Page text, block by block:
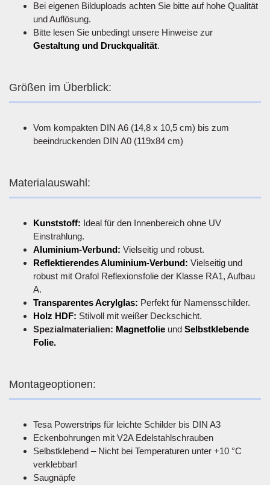
Bei eigenen Bilduploads achten Sie bitte auf hohe Qualität
und Auflösung.
Bitte lesen Sie unbedingt unsere Hinweise zur
Gestaltung und Druckqualität.
Größen im Überblick:
Vom kompakten DIN A6 (14,8 x 10,5 cm) bis zum
beeindruckenden DIN A0 (119x84 cm)
Materialauswahl:
Kunststoff: Ideal für den Innenbereich ohne UV
Einstrahlung.
Aluminium-Verbund: Vielseitig und robust.
Reflektierendes Aluminium-Verbund: Vielseitig und
robust mit Orafol Reflexionsfolie der Klasse RA1, Aufbau
A.
Transparentes Acrylglas: Perfekt für Namensschilder.
Holz HDF: Stilvoll mit weißer Deckschicht.
Spezialmaterialien: Magnetfolie und Selbstklebende
Folie.
Montageoptionen:
Tesa Powerstrips für leichte Schilder bis DIN A3
Eckenbohrungen mit V2A Edelstahlschrauben
Selbstklebend – Nicht bei Temperaturen unter +10 °C
verklebbar!
Saugnäpfe